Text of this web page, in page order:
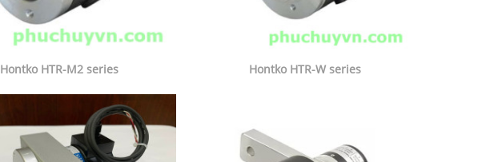
Hontko HTR-M2 series Hontko HTR-W series